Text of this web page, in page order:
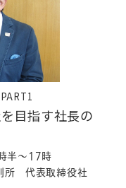
を中止し
を変更し
開催を中止
シラバスを
目指す社長の
半～17時
所 代表取締役社